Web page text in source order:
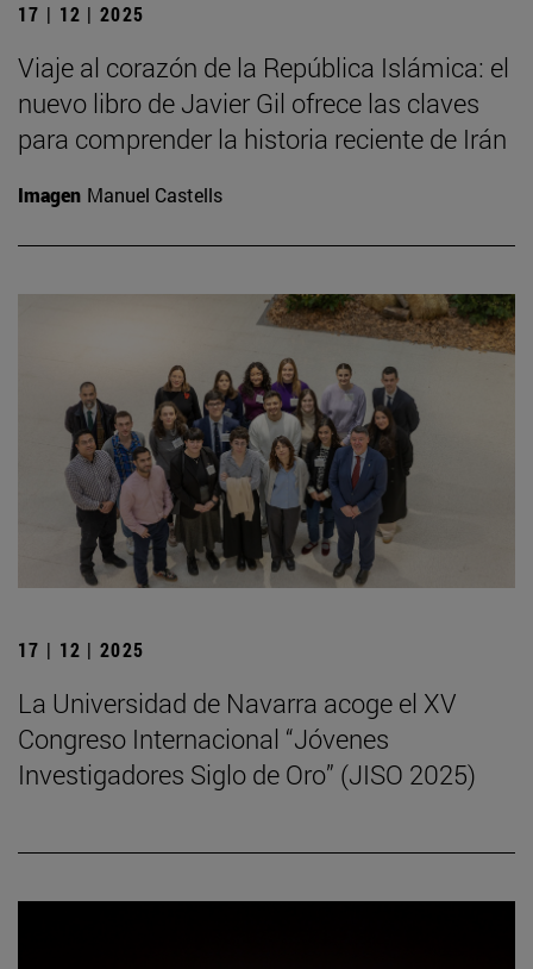
17 | 12 | 2025
Viaje al corazón de la República Islámica: el
nuevo libro de Javier Gil ofrece las claves
para comprender la historia reciente de Irán
Imagen Manuel Castells
17 | 12 | 2025
La Universidad de Navarra acoge el XV
Congreso Internacional “Jóvenes
Investigadores Siglo de Oro” (JISO 2025)